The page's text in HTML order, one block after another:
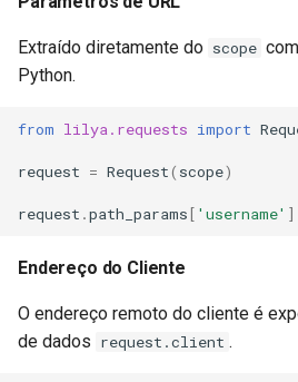
Extraído diretamente do scope
Python.
from lilya.requests import
request = Request( scope)
request .path_params[ 'username' ]
Endereço do Cliente
O endereço remoto do cliente é
de dados request.client .